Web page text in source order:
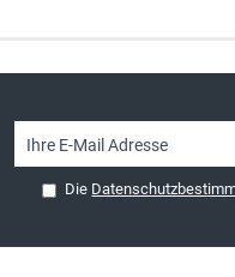
Die